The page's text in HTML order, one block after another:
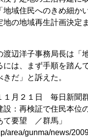
地域住民へのきめ細か
地の地域再生計画決定
辺洋子事務局長は「
には、まず手順を踏ん
だ」と訴えた。
１月２１日 毎日新聞
設：再検証で住民本
て要望 ／群馬」
area/gunma/news/